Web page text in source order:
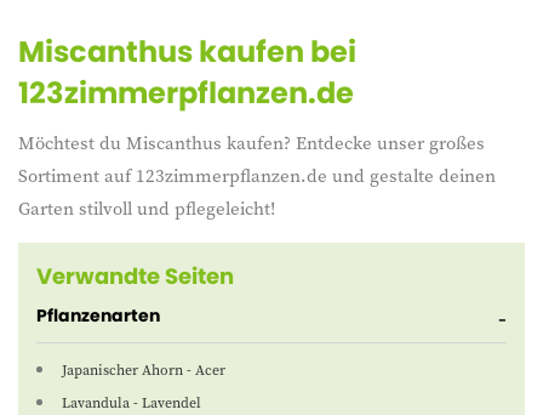
Miscanthus kaufen bei
123zimmerpflanzen.de
Möchtest du Miscanthus kaufen? Entdecke unser großes
Sortiment auf 123zimmerpflanzen.de und gestalte deinen
Garten stilvoll und pflegeleicht!
Verwandte Seiten
Pflanzenarten
Japanischer Ahorn - Acer
Lavandula - Lavendel